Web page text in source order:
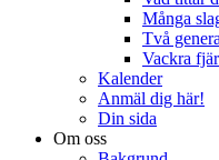
Många
Två
Vackra
Kalender
Anmäl dig här!
Din sida
Om oss